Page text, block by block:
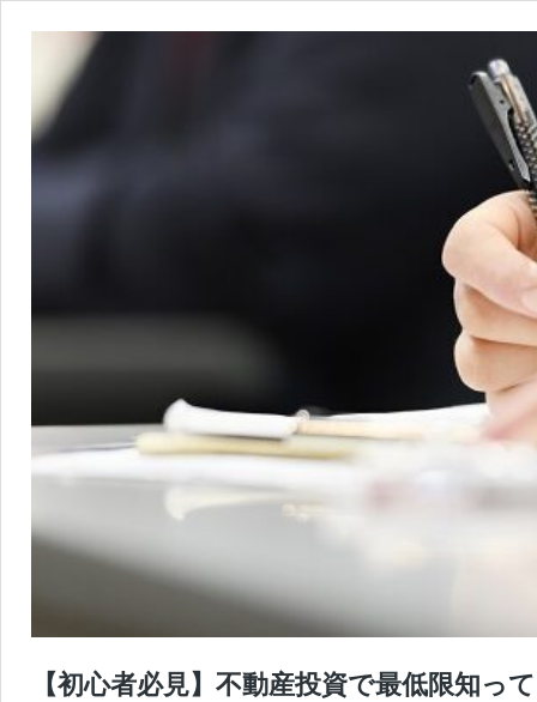
【初心者必見】不動産投資で最低限知っ